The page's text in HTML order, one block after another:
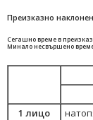
Преизказно
Сегашно време в
Минало несвършено
1 лицо